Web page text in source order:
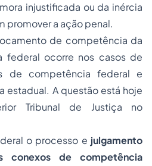
injustificada ou da inércia
promover a ação penal.
de competência da
federal ocorre nos casos de
de competência federal e
estadual. A questão está hoje
Tribunal de Justiça no
o processo e julgamento
conexos de competência